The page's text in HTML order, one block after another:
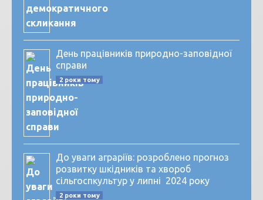
День працівників природно-заповідної
справи
2 роки тому
До уваги аграріїв: розроблено прогноз
розвитку шкідників та хвороб
сільгоспкультур у липні 2024 року
2 роки тому